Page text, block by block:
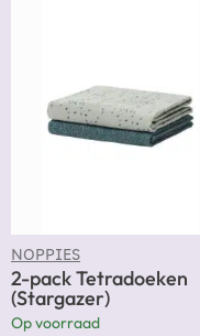
NOPPIES
2-pack Tetradoeken
(Stargazer)
Op voorraad